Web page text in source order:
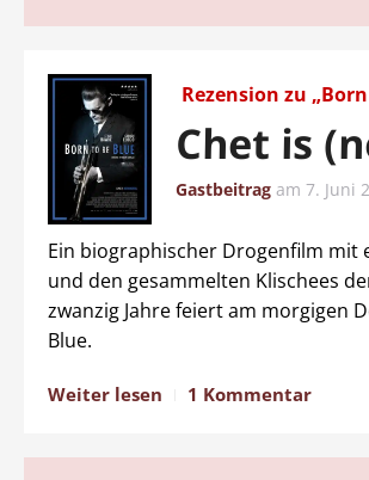
Rezension zu
Chet is
Gastbeitrag am7. Juni
Ein biographischer Drogenfilm mit
und den gesammelten Klischees
zwanzig Jahre feiert am morgigen
Blue.
Weiter lesen 1 Kommentar